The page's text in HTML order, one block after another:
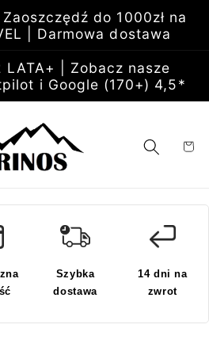
Zaoszczędź do 1000zł na
| Darmowa dostawa
LATA+ | Zobacz nasze
i Google (170+) 4,5*
Koszyk
Szybka
dostawa
14 dni na
zwrot